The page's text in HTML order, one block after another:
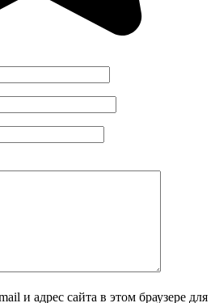
и адрес сайта в этом браузере для